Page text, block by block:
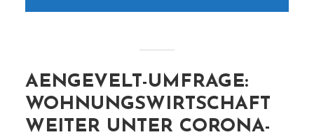
AENGEVELT-UMFRAGE:
WOHNUNGSWIRTSCHAFT
WEITER UNTER CORONA-